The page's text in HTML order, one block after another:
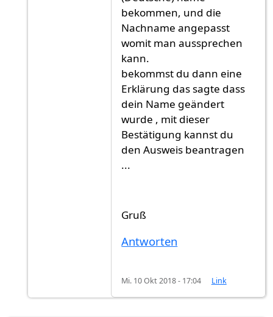
bekommen, und die
Nachname angepasst
womit man aussprechen
kann.
bekommst du dann eine
Erklärung das sagte dass
dein Name geändert
wurde , mit dieser
Bestätigung kannst du
den Ausweis beantragen
...
Gruß
Antworten
Mi. 10 Okt 2018 - 17:04 Link